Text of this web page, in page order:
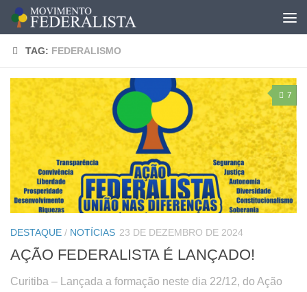
TAG: FEDERALISMO
7
DESTAQUE / NOTÍCIAS 23 DE DEZEMBRO DE 2024
AÇÃO FEDERALISTA É LANÇADO!
Curitiba – Lançada a formação neste dia 22/12, do Ação